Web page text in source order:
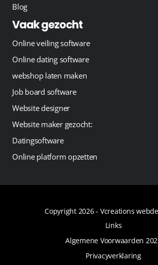
Blog
Vaak gezocht
Online veiling software
Online dating software
webshop laten maken
Job board software
Website designer
Website maker gezocht:
Datingsoftware
Online platform opzetten
Copyright 2026 - Vcreations
Links
Algemene Voorwaarden
Privacyverklaring